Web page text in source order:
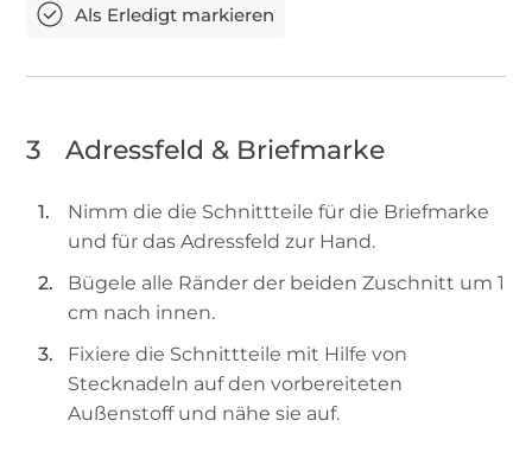
3 Adressfeld & Briefmarke
Nimm die die Schnittteile für die Briefmarke
und für das Adressfeld zur Hand.
Bügele alle Ränder der beiden Zuschnitt um 1
cm nach innen.
Fixiere die Schnittteile mit Hilfe von
Stecknadeln auf den vorbereiteten
Außenstoff und nähe sie auf.